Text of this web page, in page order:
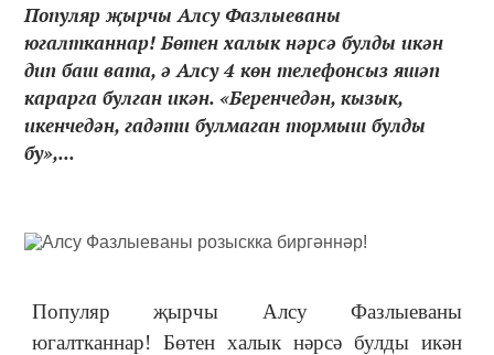
Популяр җырчы Алсу Фазлыеваны
югалтканнар! Бөтен халык нәрсә булды икән
дип баш вата, ә Алсу 4 көн телефонсыз яшәп
карарга булган икән. «Беренчедән, кызык,
икенчедән, гадәти булмаган тормыш булды
бу»,...
Популяр җырчы Алсу Фазлыеваны
югалтканнар! Бөтен халык нәрсә булды икән